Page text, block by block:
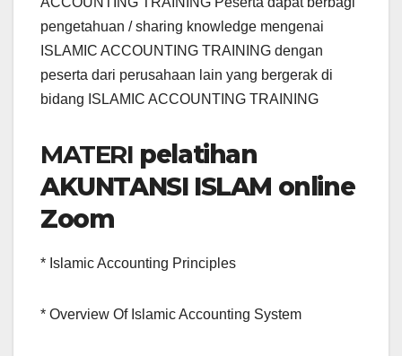
pengetahuan / sharing knowledge mengenai
ISLAMIC ACCOUNTING TRAINING dengan
peserta dari perusahaan lain yang bergerak di
bidang ISLAMIC ACCOUNTING TRAINING
MATERI pelatihan
AKUNTANSI ISLAM online
Zoom
* Islamic Accounting Principles
* Overview Of Islamic Accounting System